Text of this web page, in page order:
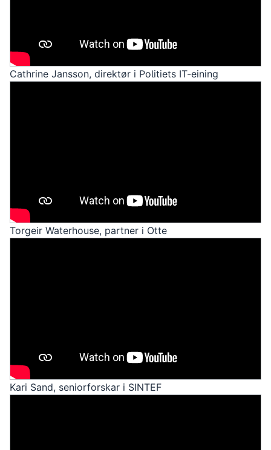
Cathrine Jansson, direktør i Politiets IT-eining
Torgeir Waterhouse, partner i Otte
Kari Sand, seniorforskar i SINTEF